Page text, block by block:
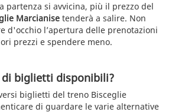
partenza si avvicina, più il prezzo del
Marcianise tenderà a salire. Non
d'occhio l’apertura delle prenotazioni
prezzi e spendere meno.
biglietti disponibili?
biglietti del treno Bisceglie
di guardare le varie alternative